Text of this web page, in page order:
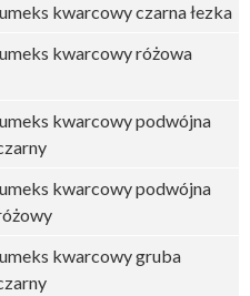
kwarcowy czarna łezka
kwarcowy różowa
kwarcowy podwójna
kwarcowy podwójna
kwarcowy gruba